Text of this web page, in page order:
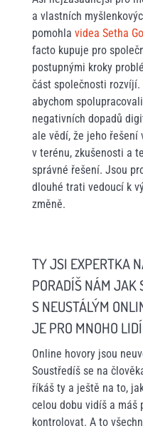
a vlastních
pomohla videa Setha
facto kupuje pro
postupnými kroky
část společnosti
abychom
negativních dopadů
ale vědí, že jeho řešení
v terénu, zkušenosti a
správné řešení. Jsou
dlouhé trati vedoucí k
změně.
TY JSI EXPERTKA
PORADÍŠ NÁM JAK
S NEUSTÁLÝM
JE PRO MNOHO
Online hovory jsou
Soustředíš se na
říkáš ty a ještě na to,
celou dobu vidíš a máš
kontrolovat. A to